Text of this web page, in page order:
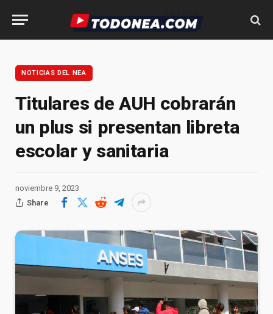
NOTICIAS DEL NEA
Titulares de AUH cobrarán
un plus si presentan libreta
escolar y sanitaria
noviembre 9, 2023
Share